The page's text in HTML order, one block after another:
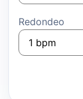
Redondeo